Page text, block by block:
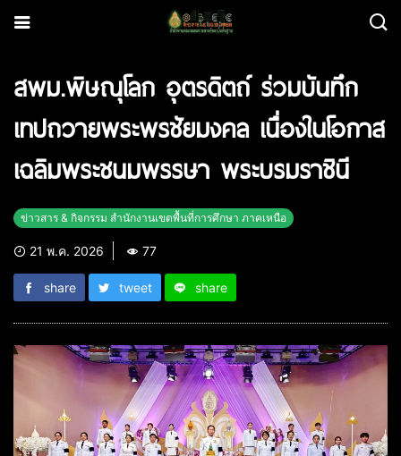
สพม.พิษณุโลก อุตรดิตถ์ ร่วมบันทึก
เทปถวายพระพรชัยมงคล เนื่องในโอกาส
เฉลิมพระชนมพรรษา พระบรมราชินี
ข่าวสาร & กิจกรรม สำนักงานเขตพื้นที่การศึกษา ภาคเหนือ
21 พ.ค. 2026 77
share tweet share